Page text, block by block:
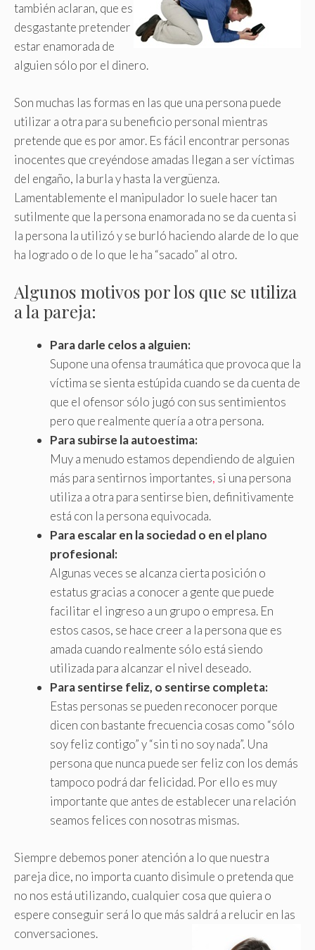
también aclaran, que es
desgastante pretender
estar enamorada de
alguien sólo por el dinero.
Son muchas las formas en las que una persona puede
utilizar a otra para su beneficio personal mientras
pretende que es por amor. Es fácil encontrar personas
inocentes que creyéndose amadas llegan a ser víctimas
del engaño, la burla y hasta la vergüenza.
Lamentablemente el manipulador lo suele hacer tan
sutilmente que la persona enamorada no se da cuenta si
la persona la utilizó y se burló haciendo alarde de lo que
ha logrado o de lo que le ha “sacado” al otro.
Algunos motivos por los que se utiliza
a la pareja:
Para darle celos a alguien:
Supone una ofensa traumática que provoca que la
víctima se sienta estúpida cuando se da cuenta de
que el ofensor sólo jugó con sus sentimientos
pero que realmente quería a otra persona.
Para subirse la autoestima:
Muy a menudo estamos dependiendo de alguien
más para sentirnos importantes, si una persona
utiliza a otra para sentirse bien, definitivamente
está con la persona equivocada.
Para escalar en la sociedad o en el plano
profesional:
Algunas veces se alcanza cierta posición o
estatus gracias a conocer a gente que puede
facilitar el ingreso a un grupo o empresa. En
estos casos, se hace creer a la persona que es
amada cuando realmente sólo está siendo
utilizada para alcanzar el nivel deseado.
Para sentirse feliz, o sentirse completa:
Estas personas se pueden reconocer porque
dicen con bastante frecuencia cosas como “sólo
soy feliz contigo” y “sin ti no soy nada”. Una
persona que nunca puede ser feliz con los demás
tampoco podrá dar felicidad. Por ello es muy
importante que antes de establecer una relación
seamos felices con nosotras mismas.
Siempre debemos poner atención a lo que nuestra
pareja dice, no importa cuanto disimule o pretenda que
no nos está utilizando, cualquier cosa que quiera o
espere conseguir será lo que más saldrá a relucir en las
conversaciones.